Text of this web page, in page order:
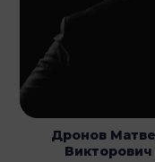
Дронов
Викторович